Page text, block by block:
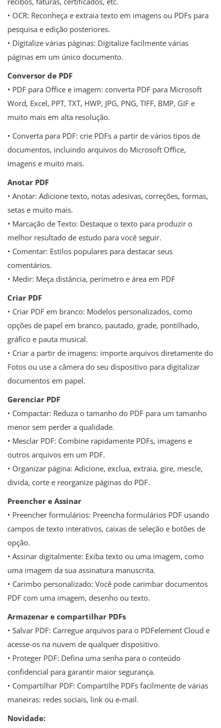
• OCR: Reconheça e extraia texto em imagens ou PDFs para
pesquisa e edição posteriores.
• Digitalize várias páginas: Digitalize facilmente várias
páginas em um único documento.
Conversor de PDF
• PDF para Office e imagem: converta PDF para Microsoft
Word, Excel, PPT, TXT, HWP, JPG, PNG, TIFF, BMP, GIF e
muito mais em alta resolução.
• Converta para PDF: crie PDFs a partir de vários tipos de
documentos, incluindo arquivos do Microsoft Office,
imagens e muito mais.
Anotar PDF
• Anotar: Adicione texto, notas adesivas, correções, formas,
setas e muito mais.
• Marcação de Texto: Destaque o texto para produzir o
melhor resultado de estudo para você seguir.
• Comentar: Estilos populares para destacar seus
comentários.
• Medir: Meça distância, perímetro e área em PDF
Criar PDF
• Criar PDF em branco: Modelos personalizados, como
opções de papel em branco, pautado, grade, pontilhado,
gráfico e pauta musical.
• Criar a partir de imagens: importe arquivos diretamente do
Fotos ou use a câmera do seu dispositivo para digitalizar
documentos em papel.
Gerenciar PDF
• Compactar: ​​Reduza o tamanho do PDF para um tamanho
menor sem perder a qualidade.
• Mesclar PDF: Combine rapidamente PDFs, imagens e
outros arquivos em um PDF.
• Organizar página: Adicione, exclua, extraia, gire, mescle,
divida, corte e reorganize páginas do PDF.
Preencher e Assinar
• Preencher formulários: Preencha formulários PDF usando
campos de texto interativos, caixas de seleção e botões de
opção.
• Assinar digitalmente: Exiba texto ou uma imagem, como
uma imagem da sua assinatura manuscrita.
• Carimbo personalizado: Você pode carimbar documentos
PDF com uma imagem, desenho ou texto.
Armazenar e compartilhar PDFs
• Salvar PDF: Carregue arquivos para o PDFelement Cloud e
acesse-os na nuvem de qualquer dispositivo.
• Proteger PDF: Defina uma senha para o conteúdo
confidencial para garantir maior segurança.
• Compartilhar PDF: Compartilhe PDFs facilmente de várias
maneiras: redes sociais, link ou e-mail.
Novidade: